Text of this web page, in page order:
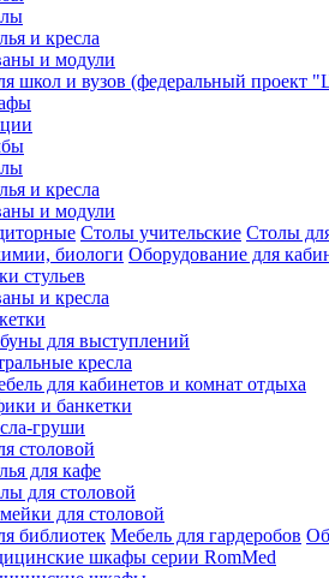
и кресла
и модули
школ и вузов (федеральный проект
и кресла
и модули
Столы учительские Столы
биологи Оборудование для
стульев
и кресла
для выступлений
кресла
для кабинетов и комнат отдыха
и банкетки
груши
столовой
для кафе
для столовой
для столовой
библиотек Мебель для гардеробов
шкафы серии RomMed